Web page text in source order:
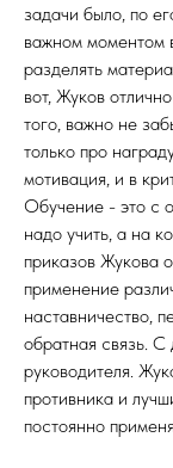
задачи было, по
важном моментом
разделять
вот, Жуков
того, важно не
только про
мотивация, и в
Обучение - это с
надо учить, а на
приказов Жукова
применение
наставничество,
обратная связь.
руководителя.
противника и
постоянно